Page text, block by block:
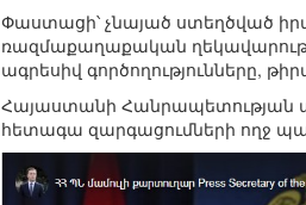
Փաստացի՝ չնայած ստեղծված
ռազմաքաղաքական
ագրեսիվ գործողությունները,
Հայաստանի Հանրապետության
հետագա զարգացումների ողջ